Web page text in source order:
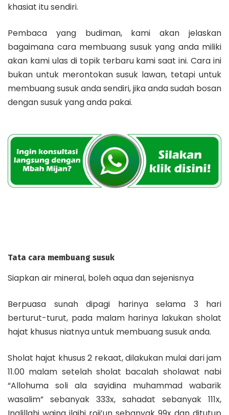
khasiat itu sendiri.
Pembaca yang budiman, kami akan jelaskan
bagaimana cara membuang susuk yang anda miliki
akan kami ulas di topik terbaru kami saat ini. Cara ini
bukan untuk merontokan susuk lawan, tetapi untuk
membuang susuk anda sendiri, jika anda sudah bosan
dengan susuk yang anda pakai.
Tata cara membuang susuk
Siapkan air mineral, boleh aqua dan sejenisnya
Berpuasa sunah dipagi harinya selama 3 hari
berturut-turut, pada malam harinya lakukan sholat
hajat khusus niatnya untuk membuang susuk anda.
Sholat hajat khusus 2 rekaat, dilakukan mulai dari jam
11.00 malam setelah sholat bacalah sholawat nabi
“Allohuma soli ala sayidina muhammad wabarik
wasalim” sebanyak 333x, sahadat sebanyak 111x,